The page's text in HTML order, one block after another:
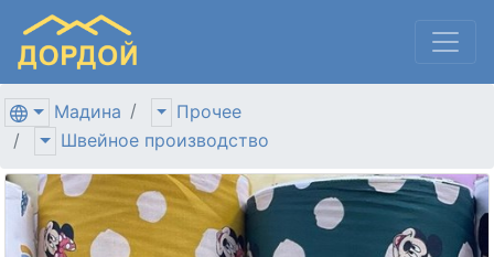
Мадина
Прочее
Швейное производство